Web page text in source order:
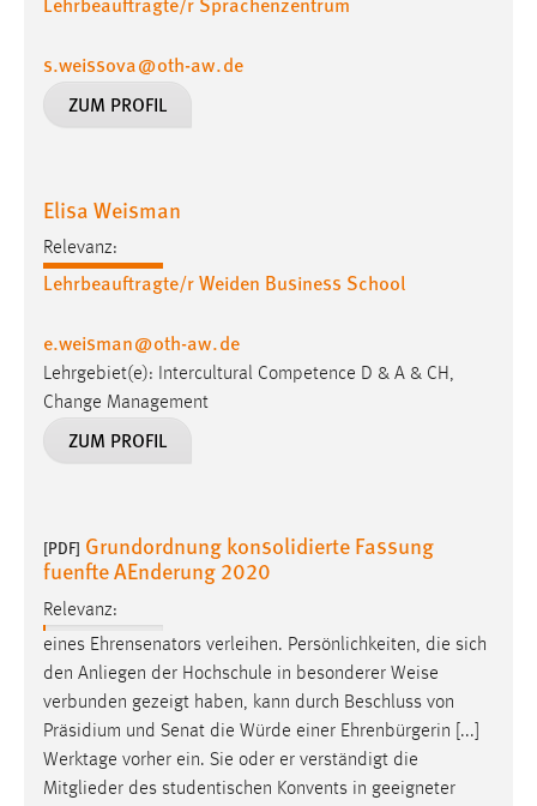
s.weissova@oth-aw.de
ZUM PROFIL
Elisa Weisman
Relevanz:
Lehrbeauftragte/r Weiden Business School
e.weisman@oth-aw.de
Lehrgebiet(e): Intercultural Competence D & A & CH,
Change Management
ZUM PROFIL
[PDF] Grundordnung konsolidierte Fassung
fuenfte AEnderung 2020
Relevanz:
eines Ehrensenators verleihen. Persönlichkeiten, die sich
den Anliegen der Hochschule in besonderer Weise
verbunden gezeigt haben, kann durch Beschluss von
Präsidium und Senat die Würde einer Ehrenbürgerin [...]
Werktage vorher ein. Sie oder er verständigt die
Mitglieder des studentischen Konvents in geeigneter
Zweck:
gespeichert, ob man eingeloggt ist.
Sprachpräferenz
Name:
site-language-preference
Zweck:
30 Tage
Chat
Name:
chat-frame-style-5e9dbeb1811c0446
Zweck:
Wird benötigt um die Chatfunktion nutzen zu können.